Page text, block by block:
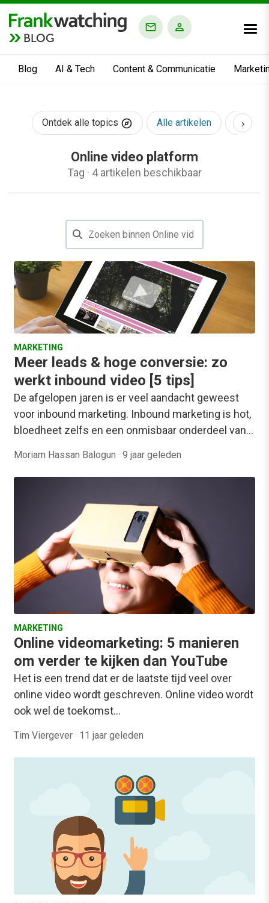
BLOG
Blog AI & Tech Content & Communicatie
Ontdek alle topics Alle artikelen AI &
›
Online video platform
Tag · 4 artikelen beschikbaar
MARKETING
Meer leads & hoge conversie: zo
werkt inbound video [5 tips]
De afgelopen jaren is er veel aandacht geweest
voor inbound marketing. Inbound marketing is hot,
bloedheet zelfs en een onmisbaar onderdeel van…
Moriam Hassan Balogun · 9 jaar geleden
MARKETING
Online videomarketing: 5 manieren
om verder te kijken dan YouTube
Het is een trend dat er de laatste tijd veel over
online video wordt geschreven. Online video wordt
ook wel de toekomst…
Tim Viergever · 11 jaar geleden